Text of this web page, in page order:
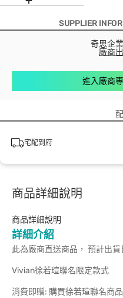
SUPPLIER
奇思企
廠商
進入廠商
宅配到府
商品詳細說明
商品詳細說明
詳細介紹
此為廠商直送商品， 預計出
Vivian徐若瑄聯名限定款式
消費即贈: 購買徐若瑄聯名商